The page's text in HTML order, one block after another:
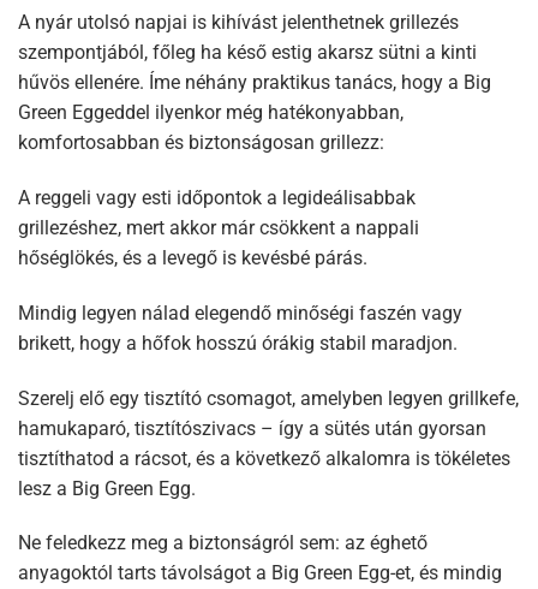
A nyár utolsó napjai is kihívást jelenthetnek grillezés
szempontjából, főleg ha késő estig akarsz sütni a kinti
hűvös ellenére. Íme néhány praktikus tanács, hogy a Big
Green Eggeddel ilyenkor még hatékonyabban,
komfortosabban és biztonságosan grillezz:
A reggeli vagy esti időpontok a legideálisabbak
grillezéshez, mert akkor már csökkent a nappali
hőséglökés, és a levegő is kevésbé párás.
Mindig legyen nálad elegendő minőségi faszén vagy
brikett, hogy a hőfok hosszú órákig stabil maradjon.
Szerelj elő egy tisztító csomagot, amelyben legyen grillkefe,
hamukaparó, tisztítószivacs – így a sütés után gyorsan
tisztíthatod a rácsot, és a következő alkalomra is tökéletes
lesz a Big Green Egg.
Ne feledkezz meg a biztonságról sem: az éghető
anyagoktól tarts távolságot a Big Green Egg-et, és mindig